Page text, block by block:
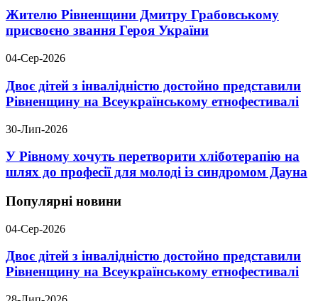
Жителю Рівненщини Дмитру Грабовському
присвоєно звання Героя України
04-Сер-2026
Двоє дітей з інвалідністю достойно представили
Рівненщину на Всеукраїнському етнофестивалі
30-Лип-2026
У Рівному хочуть перетворити хліботерапію на
шлях до професії для молоді із синдромом Дауна
Популярні новини
04-Сер-2026
Двоє дітей з інвалідністю достойно представили
Рівненщину на Всеукраїнському етнофестивалі